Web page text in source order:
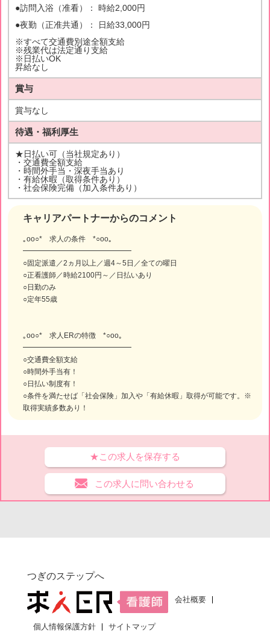
キャリアパートナーからのコメント
｡oо○* 求人の条件 *○оo｡
━━━━━━━━━━━━━━━
○固定派遣／2ヵ月以上／週4～5日／全ての曜日
○正看護師／時給2100円～／日払いあり
○日勤のみ
○定年55歳
｡oо○* 求人ERの特徴 *○оo｡
━━━━━━━━━━━━━━━
○交通費全額支給
○時間外手当有！
○日払い制度有！
○条件を満たせば「社会保険」加入や「有給休暇」取得が可能です。※
取得実績多数あり！
●訪問入浴（准看）： 時給2,000円
●夜勤（正准共通）： 日給33,000円
※すべて交通費別途全額支給
※残業代は法定通り支給
※日払いOK
昇給なし
賞与
賞与なし
待遇・福利厚生
★日払い可（当社規定あり）
・交通費全額支給
・時間外手当・深夜手当あり
・有給休暇（取得条件あり）
・社会保険完備（加入条件あり）
★この求人を保存する
この求人に問い合わせる
つぎのステップへ
会社概要
個人情報保護方針 サイトマップ